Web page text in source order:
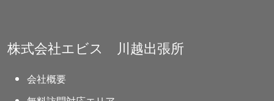
株式会社エビス 川越出張所
会社概要